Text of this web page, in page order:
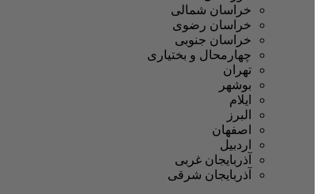
خراسان شمالی
خراسان رضوی
خراسان جنوبی
چهارمحال و بختیاری
تهران
بوشهر
ایلام
البرز
اصفهان
اردبیل
آذربایجان غربی
آذربایجان شرقی